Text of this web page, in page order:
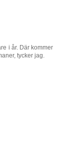
i år. Där kommer
tycker jag.